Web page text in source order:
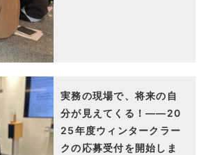
実務の現場で、将来の自
分が見えてくる！――20
25年度ウィンタークラー
クの応募受付を開始しま